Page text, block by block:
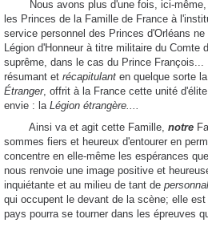
Nous avons plus d'une fois, ici-même,
les Princes de la Famille de France à
service personnel des Princes d'Orléans
Légion d'Honneur à titre militaire du Comte
suprême, dans le cas du Prince
résumant et récapitulant en quelque sorte
Étranger, offrit à la France cette unité
envie : la Légion étrangère....
Ainsi va et agit cette Famille, notre
sommes fiers et heureux d'entourer en
concentre en elle-même les espérances
nous renvoie une image positive et
inquiétante et au milieu de tant de
qui occupent le devant de la scène; elle
pays pourra se tourner dans les épreuves